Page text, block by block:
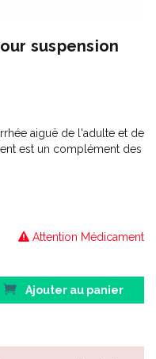
suspension
aiguë de l'adulte et de
est un complément des
Attention Médicament
Ajouter au panier